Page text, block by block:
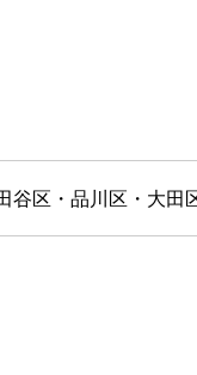
谷区・品川区・大田